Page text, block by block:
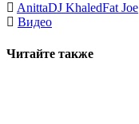
AnittaDJ KhaledFat Joe
Видео
Читайте также